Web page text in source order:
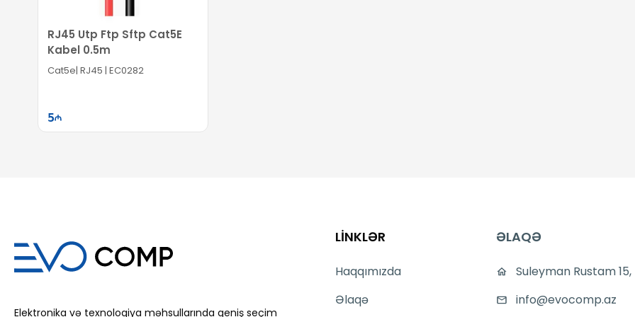
RJ45 Utp Ftp Sftp Cat5E
Kabel 0.5m
Cat5e| RJ45 | EC0282
5
Elektronika və texnologiya məhsullarında geniş seçim
LİNKLƏR
Haqqımızda
Əlaqə
ƏLAQƏ
Suleyman Rustam 15,
info@evocomp.az